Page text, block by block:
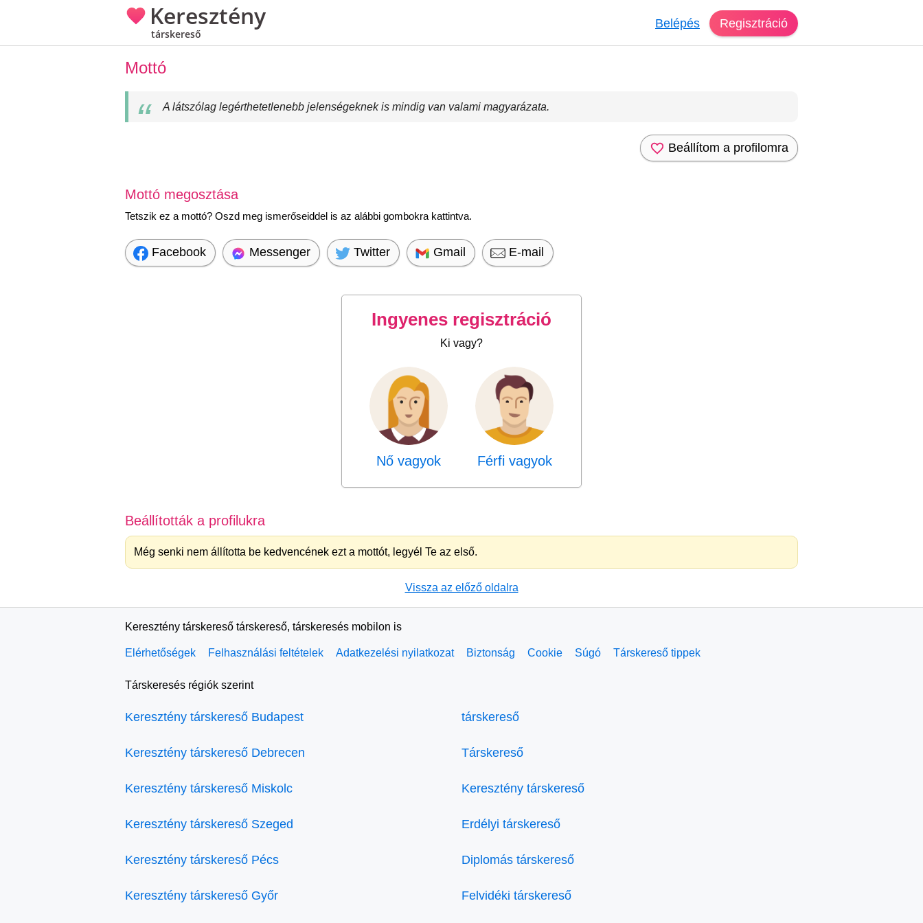
Keresztény
társkereső
Belépés Regisztráció
Mottó
A látszólag legérthetetlenebb jelenségeknek is mindig van valami magyarázata.
Beállítom a profilomra
Mottó megosztása
Tetszik ez a mottó? Oszd meg ismerőseiddel is az alábbi gombokra kattintva.
Facebook Messenger Twitter Gmail E-mail
Ingyenes regisztráció
Ki vagy?
Nő vagyok Férfi vagyok
Beállították a profilukra
Még senki nem állította be kedvencének ezt a mottót, legyél Te az első.
Vissza az előző oldalra
Keresztény társkereső társkereső, társkeresés mobilon is
Elérhetőségek Felhasználási feltételek Adatkezelési nyilatkozat Biztonság Cookie Súgó Társkereső tippek
Társkeresés régiók szerint
Keresztény társkereső Budapest
Keresztény társkereső Debrecen
Keresztény társkereső Miskolc
Keresztény társkereső Szeged
Keresztény társkereső Pécs
Keresztény társkereső Győr
társkereső
Társkereső
Keresztény társkereső
Erdélyi társkereső
Diplomás társkereső
Felvidéki társkereső